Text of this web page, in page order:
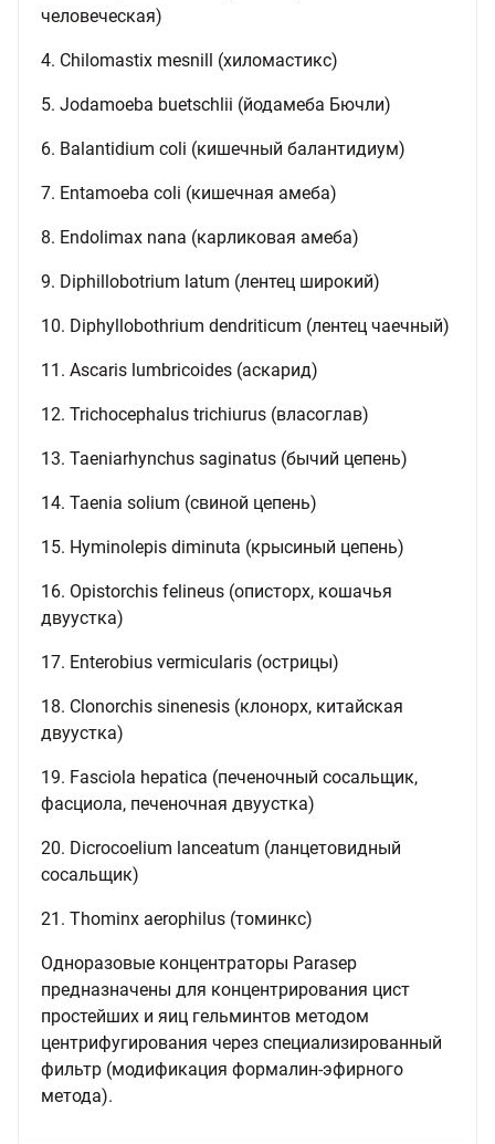
человеческая)
4. Chilomastix mesnill (хиломастикс)
5. Jodamoeba buеtsсhlii (йодамеба Бючли)
6. Balantidium coli (кишечный балантидиум)
7. Entamoeba coli (кишечная амеба)
8. Endolimax nanа (карликовая амеба)
9. Diphillobotrium latum (лентец широкий)
10. Diphyllobothrium dendriticum (лентец чаечный)
11. Ascaris lumbricoides (аскарид)
12. Trichocephalus trichiurus (власоглав)
13. Taeniarhynchus saginatus (бычий цепень)
14. Taenia solium (свиной цепень)
15. Hyminolepis diminuta (крысиный цепень)
16. Opistorchis felineus (описторх, кошачья
двуустка)
17. Enterobius vermicularis (острицы)
18. Clonorchis sinenesis (клонорх, китайская
двуустка)
19. Fasciola hepatica (печеночный сосальщик,
фасциола, печеночная двуустка)
20. Dicrocoelium lanceatum (ланцетовидный
сосальщик)
21. Thominx aerophilus (томинкс)
Одноразовые концентраторы Parasep
предназначены для концентрирования цист
простейших и яиц гельминтов методом
центрифугирования через специализированный
фильтр (модификация формалин-эфирного
метода).